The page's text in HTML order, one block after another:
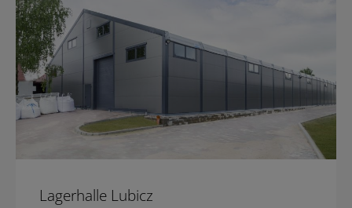
Lagerhalle Lubicz